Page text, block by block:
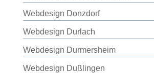
Webdesign Donzdorf
Webdesign Durlach
Webdesign Durmersheim
Webdesign Dußlingen